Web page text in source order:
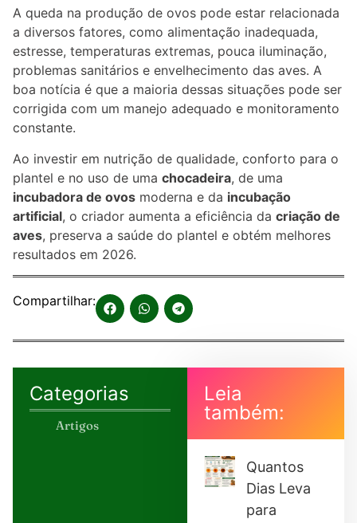
A queda na produção de ovos pode estar relacionada
a diversos fatores, como alimentação inadequada,
estresse, temperaturas extremas, pouca iluminação,
problemas sanitários e envelhecimento das aves. A
boa notícia é que a maioria dessas situações pode ser
corrigida com um manejo adequado e monitoramento
constante.
Ao investir em nutrição de qualidade, conforto para o
plantel e no uso de uma chocadeira, de uma
incubadora de ovos moderna e da incubação
artificial, o criador aumenta a eficiência da criação de
aves, preserva a saúde do plantel e obtém melhores
resultados em 2026.
Compartilhar:
Categorias
Artigos
Leia
também:
Quantos
Dias Leva
para